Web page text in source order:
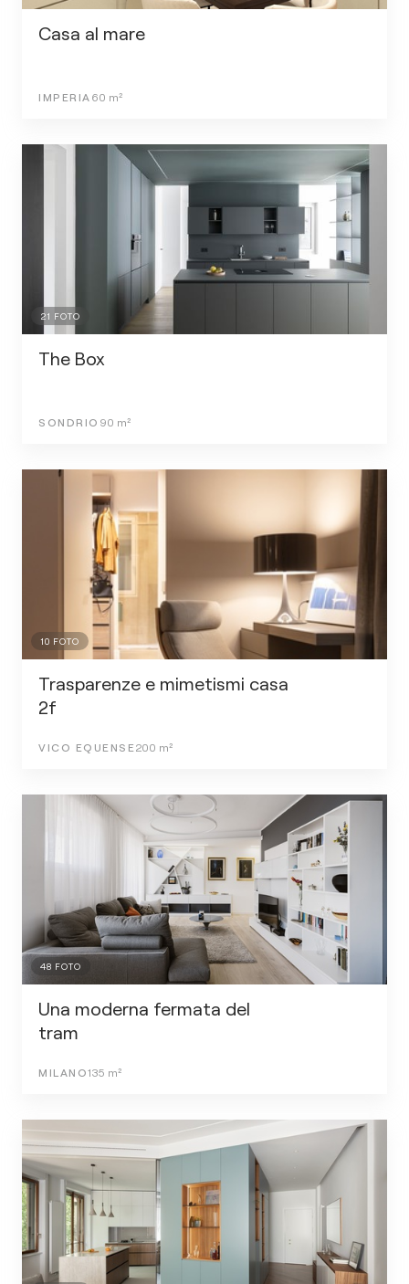
Casa al mare
IMPERIA 60 m²
21 FOTO
The Box
SONDRIO 90 m²
10 FOTO
Trasparenze e mimetismi casa
2f
VICO EQUENSE 200 m²
48 FOTO
Una moderna fermata del
tram
MILANO135 m²